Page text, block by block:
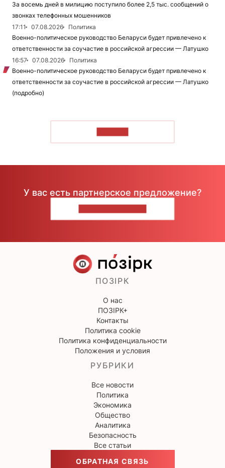
За восемь дней в милицию поступило более 2,5 тыс. сообщений о
звонках телефонных мошенников
17:11
07.08.2026
Политика
Военно-политическое руководство Беларуси будет привлечено к
ответственности за соучастие в российской агрессии — Латушко
16:57
07.08.2026
Политика
Военно-политическое руководство Беларуси будет привлечено к
ответственности за соучастие в российской агрессии — Латушко
(подробно)
У вас есть партнерское предложение?
ПОЗІРК
О нас
ПОЗІРК+
Контакты
Политика cookie
Политика конфиденциальности
Положения и условия
РУБРИКИ
Все новости
Политика
Экономика
Общество
Аналитика
Безопасность
Все статьи
ОБРАТНАЯ СВЯЗЬ